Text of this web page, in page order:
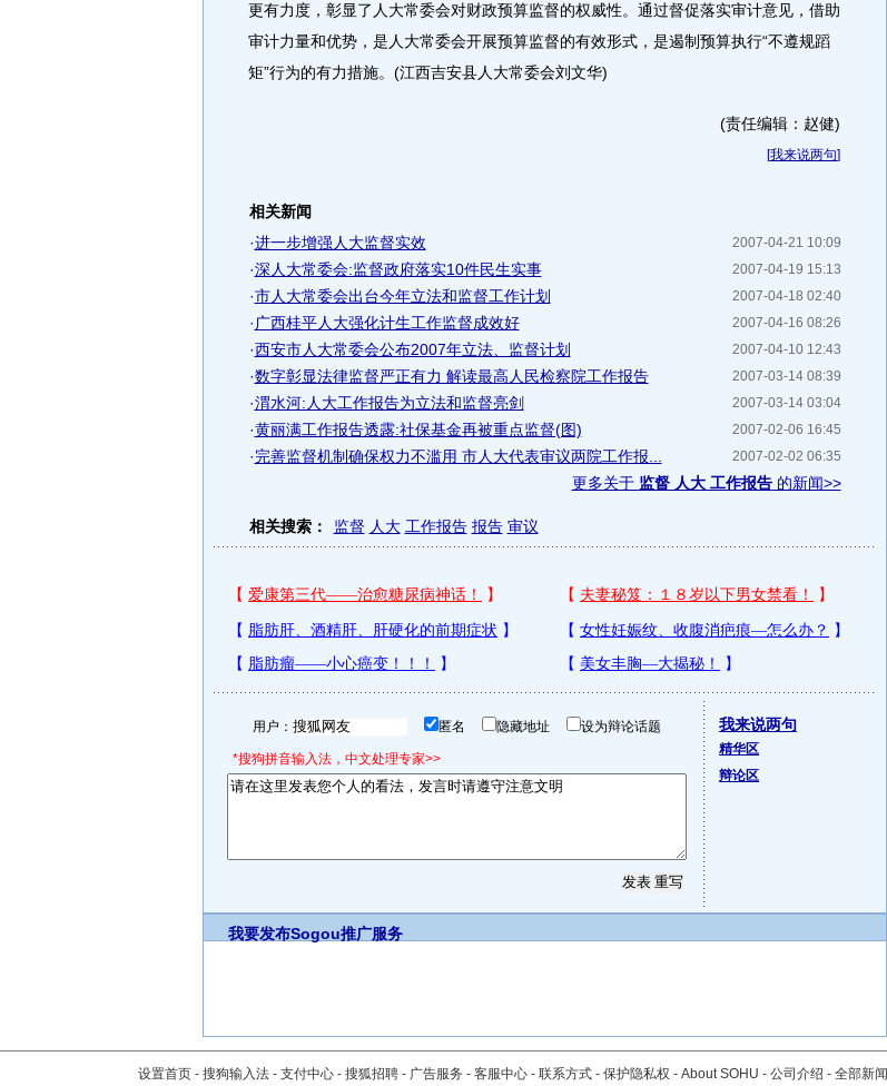
更有力度，彰显了人大常委会对财政预算监督的权威性。通过督促落实审计意见，借助
审计力量和优势，是人大常委会开展预算监督的有效形式，是遏制预算执行“不遵规蹈
矩”行为的有力措施。(江西吉安县人大常委会刘文华)
(责任编辑：赵健)
[我来说两句]
相关新闻
2007-04-21 10:09
·进一步增强人大监督实效
2007-04-19 15:13
·深人大常委会:监督政府落实10件民生实事
2007-04-18 02:40
·市人大常委会出台今年立法和监督工作计划
2007-04-16 08:26
· 广西桂平人大强化计生工作监督成效好
2007-04-10 12:43
·西安市人大常委会公布2007年立法、监督计划
2007-03-14 08:39
·数字彰显法律监督严正有力 解读最高人民检察院工作报告
2007-03-14 03:04
·渭水河:人大工作报告为立法和监督亮剑
2007-02-06 16:45
·黄丽满工作报告透露:社保基金再被重点监督(图)
2007-02-02 06:35
·完善监督机制确保权力不滥用 市人大代表审议两院工作报...
更多关于 监督 人大 工作报告的新闻>>
相关搜索： 监督 人大 工作报告 报告 审议
用户： 匿名 隐藏地址 设为辩论话题
*搜狗拼音输入法，中文处理专家>>
我来说两句
精华区
辩论区
我要发布Sogou推广服务
设置首页 - 搜狗输入法 - 支付中心 - 搜狐招聘 - 广告服务 - 客服中心 - 联系方式 - 保护隐私权 - About SOHU - 公司介绍 - 全部新闻